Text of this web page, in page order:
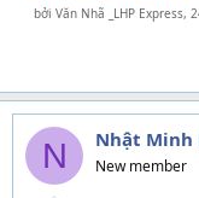
bởiVăn Nhã _LHP Express,
N Nhật Minh
New member